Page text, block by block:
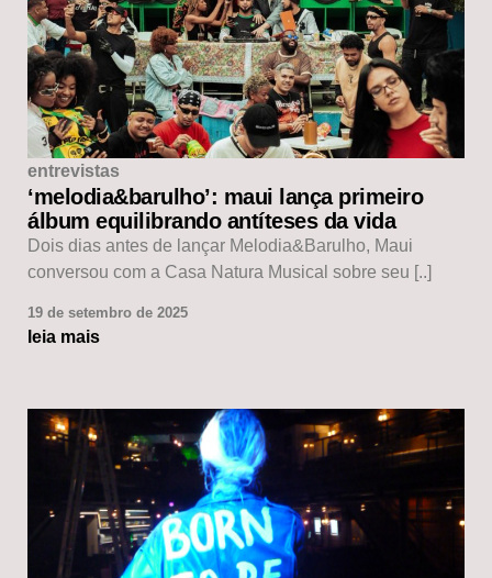
entrevistas
‘melodia&barulho’: maui lança primeiro
álbum equilibrando antíteses da vida
Dois dias antes de lançar Melodia&Barulho, Maui
conversou com a Casa Natura Musical sobre seu [..]
19 de setembro de 2025
leia mais